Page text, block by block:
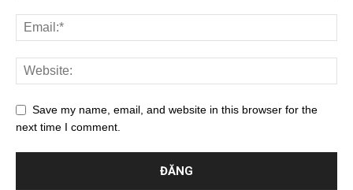
Save my name, email, and website in this browser for the
next time I comment.